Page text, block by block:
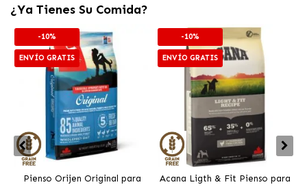
¿Ya Tienes Su Comida?
-10%
ENVÍO GRATIS
Pienso Orijen Original para
-10%
ENVÍO GRATIS
Acana Ligth & Fit Pienso para